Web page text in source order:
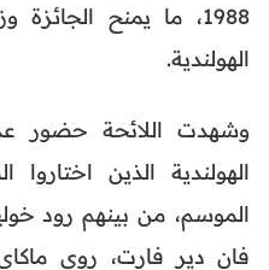
1988، ما يمنح
الهولندية.
وشهدت اللائحة حضور
الهولندية الذين
الموسم، من بينهم رود
فان دير فارت، روي